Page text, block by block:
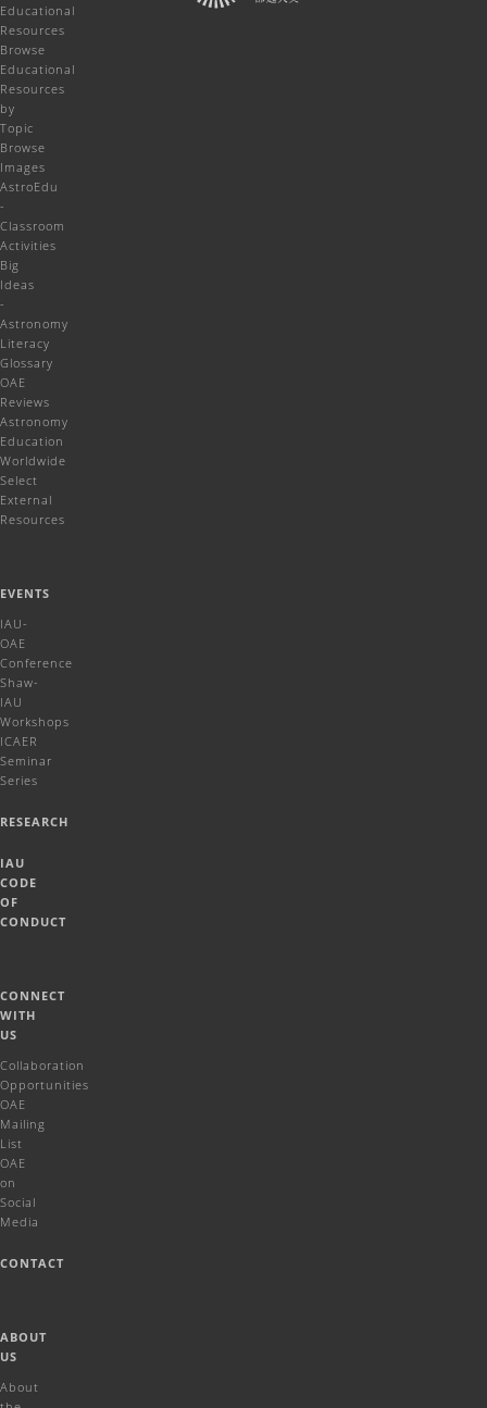
Educational
Resources
Browse
Educational
Resources
by
Topic
Browse
Images
AstroEdu
-
Classroom
Activities
Big
Ideas
-
Astronomy
Literacy
Glossary
OAE
Reviews
Astronomy
Education
Worldwide
Select
External
Resources
EVENTS
IAU-
OAE
Conference
Shaw-
IAU
Workshops
ICAER
Seminar
Series
RESEARCH
IAU
CODE
OF
CONDUCT
CONNECT
WITH
US
Collaboration
Opportunities
OAE
Mailing
List
OAE
on
Social
Media
CONTACT
ABOUT
US
About